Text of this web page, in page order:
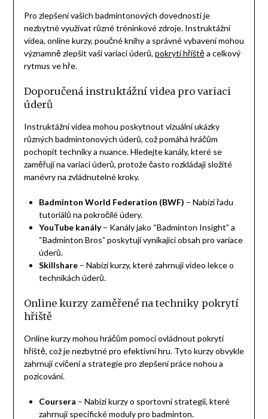
Pro zlepšení vašich badmintonových dovedností je
nezbytné využívat různé tréninkové zdroje. Instruktážní
videa, online kurzy, poučné knihy a správné vybavení mohou
významně zlepšit vaši variaci úderů, pokrytí hřištěa celkový
rytmus ve hře.
Doporučená instruktážní videa pro variaci
úderů
Instruktážní videa mohou poskytnout vizuální ukázky
různých badmintonových úderů, což pomáhá hráčům
pochopit techniky a nuance. Hledejte kanály, které se
zaměřují na variaci úderů, protože často rozkládají složité
manévry na zvládnutelné kroky.
Badminton World Federation (BWF) – Nabízí řadu
tutoriálů na pokročilé údery.
YouTube kanály– Kanály jako “Badminton Insight” a
“Badminton Bros” poskytují vynikající obsah pro variace
úderů.
Skillshare– Nabízí kurzy, které zahrnují video lekce o
technikách úderů.
Online kurzy zaměřené na techniky pokrytí
hřiště
Online kurzy mohou hráčům pomoci ovládnout pokrytí
hřiště, což je nezbytné pro efektivní hru. Tyto kurzy obvykle
zahrnují cvičení a strategie pro zlepšení práce nohou a
pozicování.
Coursera – Nabízí kurzy o sportovní strategii, které
zahrnují specifické moduly pro badminton.